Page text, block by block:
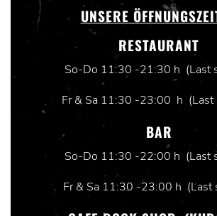
UNSERE
RESTAURANT
So-Do 11:30 -21:30 h (Last
Fr & Sa 11:30 -23:00 h (Last
BAR
So-Do 11:30 -22:00 h (Last
Fr & Sa 11:30 -23:00 h (Last